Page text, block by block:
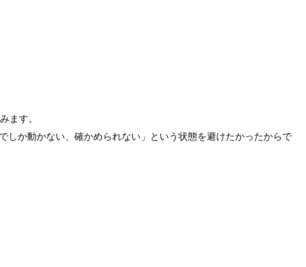
ます。
か動かない、確かめられない」という状態を避けたかったからで